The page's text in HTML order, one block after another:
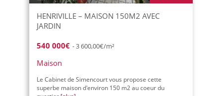
HENRIVILLE – MAISON 150M2 AVEC
JARDIN
540 000€ - 3 600,00€/m²
Maison
Le Cabinet de Simencourt vous propose cette
superbe maison d'environ 150 m2 au coeur du